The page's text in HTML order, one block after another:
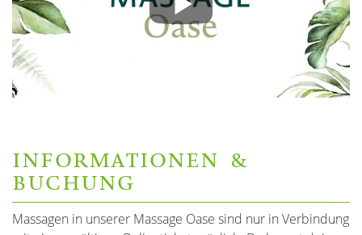
INFORMATIONEN &
BUCHUNG
Massagen in unserer Massage Oase sind nur in Verbindung